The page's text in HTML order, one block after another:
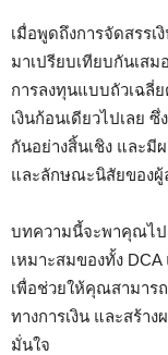
เมื่อพูดถึงการจัดสรร
มาเปรียบเทียบกันเสม
การลงทุนแบบถัวเฉลี่
เงินก้อนเดียวไปเลย
กันอย่างสิ้นเชิง และ
และลักษณะนิสัยของผู้
บทความนี้จะพาคุณไป
เหมาะสมของทั้ง
เพื่อช่วยให้คุณสามาร
ทางการเงิน และสร้า
มั่นใจ